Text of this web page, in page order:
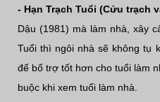
- Hạn Trạch Tuổi (Cửu trạch
Dậu (1981) mà làm nhà, xây
Tuổi thì ngôi nhà sẽ không tụ
để bổ trợ tốt hơn cho tuổi làm
buộc khi xem tuổi làm nhà.